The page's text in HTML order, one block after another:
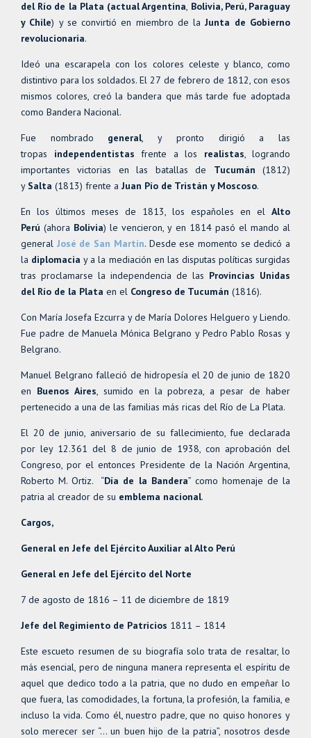
del Río de la Plata (actual Argentina Bolivia, Perú, Paraguay
y Chile) y se convirtió en miembro de laJunta de Gobierno
revolucionaria.
Ideó una escarapela con los colores celeste y blanco, como
distintivo para los soldados. El 27 de febrero de 1812, con esos
mismos colores, creó la bandera que más tarde fue adoptada
como Bandera Nacional.
Fue nombrado general, y pronto dirigió a las
tropas independentistas frente a los realistas , logrando
importantes victorias en las batallas de Tucumán (1812)
y Salta (1813) frente a Juan Pío de Tristán y Moscoso.
En los últimos meses de 1813, los españoles en el Alto
Perú (ahora Bolivia) le vencieron, y en 1814 pasó el mando al
general José de San Martín. Desde ese momento se dedicó a
la diplomacia y a la mediación en las disputas políticas surgidas
tras proclamarse la independencia de las Provincias Unidas
del Río de la Plata en el Congreso de Tucumán (1816).
Con María Josefa Ezcurra y de María Dolores Helguero y Liendo.
Fue padre de Manuela Mónica Belgrano y Pedro Pablo Rosas y
Belgrano.
Manuel Belgrano falleció de hidropesía el 20 de junio de 1820
en Buenos Aires , sumido en la pobreza, a pesar de haber
pertenecido a una de las familias más ricas del Río de La Plata.
El 20 de junio, aniversario de su fallecimiento, fue declarada
por ley 12.361 del 8 de junio de 1938, con aprobación del
Congreso, por el entonces Presidente de la Nación Argentina,
Roberto M. Ortiz. “Día de la Bandera” como homenaje de la
patria al creador de su emblema nacional.
Cargos,
General en Jefe del Ejército Auxiliar al Alto Perú
General en Jefe del Ejército del Norte
7 de agosto de 1816 – 11 de diciembre de 1819
Jefe del Regimiento de Patricios 1811 – 1814
Este escueto resumen de su biografía solo trata de resaltar, lo
más esencial, pero de ninguna manera representa el espíritu de
aquel que dedico todo a la patria, que no dudo en empeñar lo
que fuera, las comodidades, la fortuna, la profesión, la familia, e
incluso la vida. Como él, nuestro padre, que no quiso honores y
solo merecer ser “… un buen hijo de la patria”, nosotros desde